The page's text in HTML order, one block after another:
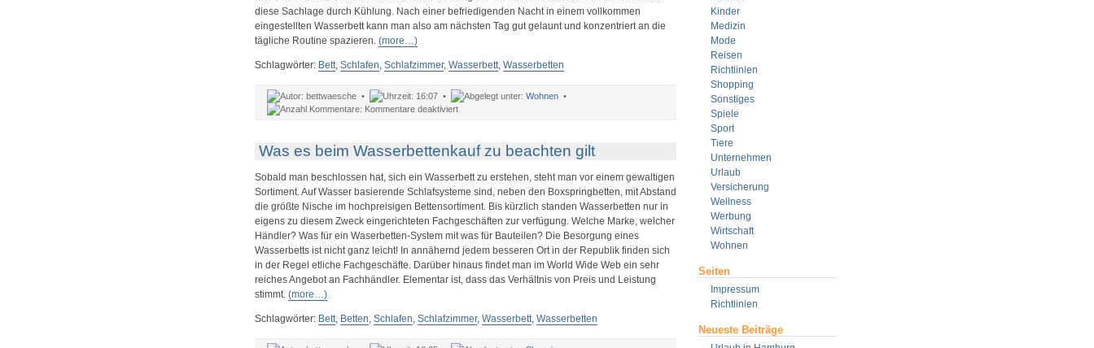
Kinder
Medizin
Mode
Reisen
Richtlinien
Shopping
Sonstiges
Spiele
Sport
Tiere
Unternehmen
Urlaub
Versicherung
Wellness
Werbung
Wirtschaft
Wohnen
Seiten
Impressum
Richtlinien
Neueste Beiträge
diese Sachlage durch Kühlung. Nach einer befriedigenden Nacht in einem vollkommen
eingestellten Wasserbett kann man also am nächsten Tag gut gelaunt und konzentriert an die
tägliche Routine spazieren. (more…)
Schlagwörter: Bett, Schlafen, Schlafzimmer, Wasserbett, Wasserbetten
bettwaesche • 16:07 • Wohnen•
Kommentare deaktiviertfür
Begründungen,
man
Wasserbett
besser
schläft
Was es beim Wasserbettenkauf zu beachten gilt
Sobald man beschlossen hat, sich ein Wasserbett zu erstehen, steht man vor einem gewaltigen
Sortiment. Auf Wasser basierende Schlafsysteme sind, neben den Boxspringbetten, mit Abstand
die größte Nische im hochpreisigen Bettensortiment. Bis kürzlich standen Wasserbetten nur in
eigens zu diesem Zweck eingerichteten Fachgeschäften zur verfügung. Welche Marke, welcher
Händler? Was für ein Waserbetten-System mit was für Bauteilen? Die Besorgung eines
Wasserbetts ist nicht ganz leicht! In annähernd jedem besseren Ort in der Republik finden sich
in der Regel etliche Fachgeschäfte. Darüber hinaus findet man im World Wide Web ein sehr
reiches Angebot an Fachhändler. Elementar ist, dass das Verhältnis von Preis und Leistung
stimmt. (more…)
Schlagwörter: Bett, Betten, Schlafen, Schlafzimmer, Wasserbett, Wasserbetten